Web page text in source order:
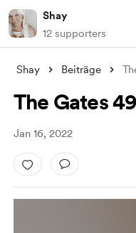
Shay
12 supporters
Shay Beiträge
The Gates
Jan 16, 2022